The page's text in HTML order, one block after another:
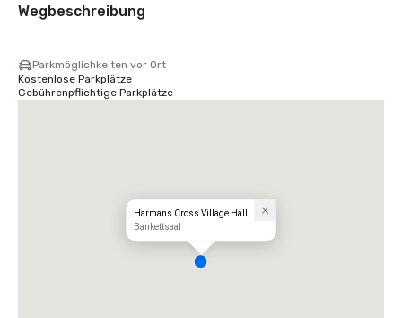
Wegbeschreibung
Parkmöglichkeiten vor Ort
Kostenlose Parkplätze
Gebührenpflichtige Parkplätze
Harmans Cross Village Hall
Bankettsaal